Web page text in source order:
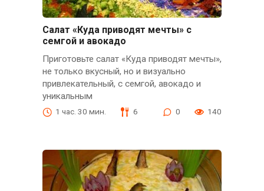
Салат «Куда приводят мечты» с
семгой и авокадо
Приготовьте салат «Куда приводят мечты»,
не только вкусный, но и визуально
привлекательный, с семгой, авокадо и
уникальным
1 час. 30 мин. 6 0 140